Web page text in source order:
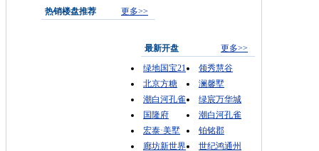
热销楼盘推荐 更多>>
最新开盘
更多>>
绿地国宝21
领秀慧谷
北京方糖
澜馨墅
潮白河孔雀
绿宸万华城
国隆府
潮白河孔雀
宏泰·美墅
铂铭郡
廊坊新世界
世纪鸿通州